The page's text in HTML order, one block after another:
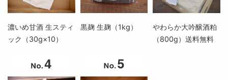
濃いめ甘酒 生スティ
ック（30g×10）
黒麹 生麹（1kg）
やわらか大吟醸酒粕
（800g）送料無料